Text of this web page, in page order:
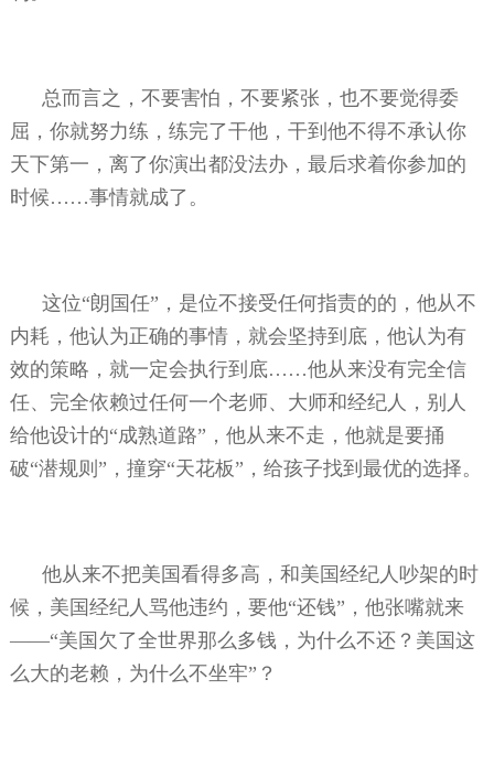
总而言之，不要害怕，不要紧张，也不要觉得委
屈，你就努力练，练完了干他，干到他不得不承认你
天下第一，离了你演出都没法办，最后求着你参加的
时候……事情就成了。
这位“朗国任”，是位不接受任何指责的的，他从不
内耗，他认为正确的事情，就会坚持到底，他认为有
效的策略，就一定会执行到底……他从来没有完全信
任、完全依赖过任何一个老师、大师和经纪人，别人
给他设计的“成熟道路”，他从来不走，他就是要捅
破“潜规则”，撞穿“天花板”，给孩子找到最优的选择。
他从来不把美国看得多高，和美国经纪人吵架的时
候，美国经纪人骂他违约，要他“还钱”，他张嘴就来
——“美国欠了全世界那么多钱，为什么不还？美国这
么大的老赖，为什么不坐牢”？